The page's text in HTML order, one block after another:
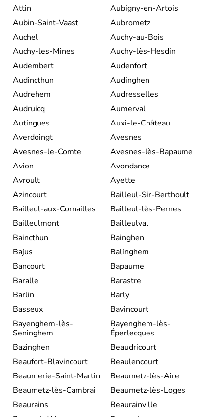
Attin
Aubigny-en-Artois
Aubin-Saint-Vaast
Aubrometz
Auchel
Auchy-au-Bois
Auchy-les-Mines
Auchy-lès-Hesdin
Audembert
Audenfort
Audincthun
Audinghen
Audrehem
Audresselles
Audruicq
Aumerval
Autingues
Auxi-le-Château
Averdoingt
Avesnes
Avesnes-le-Comte
Avesnes-lès-Bapaume
Avion
Avondance
Avroult
Ayette
Azincourt
Bailleul-Sir-Berthoult
Bailleul-aux-Cornailles
Bailleul-lès-Pernes
Bailleulmont
Bailleulval
Baincthun
Bainghen
Bajus
Balinghem
Bancourt
Bapaume
Baralle
Barastre
Barlin
Barly
Basseux
Bavincourt
Bayenghem-lès-
Seninghem
Bayenghem-lès-
Éperlecques
Bazinghen
Beaudricourt
Beaufort-Blavincourt
Beaulencourt
Beaumerie-Saint-Martin
Beaumetz-lès-Aire
Beaumetz-lès-Cambrai
Beaumetz-lès-Loges
Beaurains
Beaurainville